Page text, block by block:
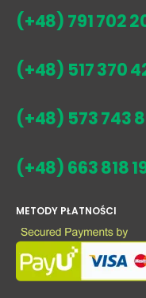
(+48) 791 702
(+48) 517 370
(+48) 573 743
(+48) 663 818
METODY PŁATNOŚCI